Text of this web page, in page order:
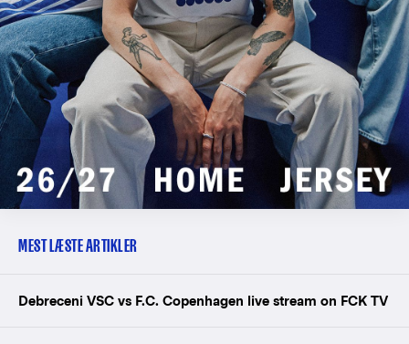
MEST LÆSTE ARTIKLER
Debreceni VSC vs F.C. Copenhagen live stream on FCK TV